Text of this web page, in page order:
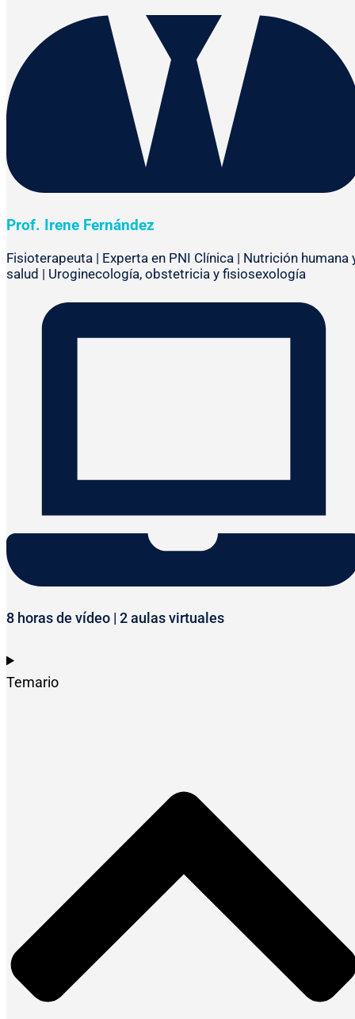
Prof. Irene Fernández
Fisioterapeuta | Experta en PNI Clínica | Nutrición humana
salud | Uroginecología, obstetricia y fisiosexología
8 horas de vídeo | 2 aulas virtuales
Temario